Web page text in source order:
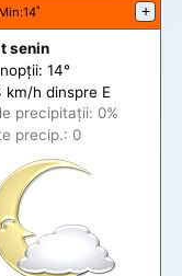
Min:14˚ +
senin
14°
km/h dinspre E
precipitații: 0%
precip.: 0